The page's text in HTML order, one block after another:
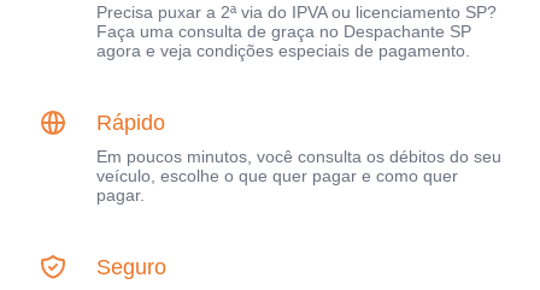
Precisa puxar a 2ª via do IPVA ou licenciamento SP?
Faça uma consulta de graça no Despachante SP
agora e veja condições especiais de pagamento.
Rápido
Em poucos minutos, você consulta os débitos do seu
veículo, escolhe o que quer pagar e como quer
pagar.
Seguro